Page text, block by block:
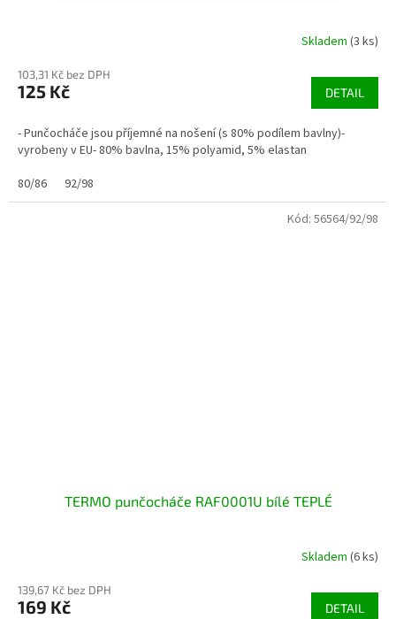
Skladem (3 ks)
103,31 Kč bez DPH
125 Kč DETAIL
- Punčocháče jsou příjemné na nošení (s 80% podílem bavlny)-
vyrobeny v EU- 80% bavlna, 15% polyamid, 5% elastan
80/86
92/98
TERMO punčocháče RAF0001U bílé TEPLÉ
Skladem (6 ks)
139,67 Kč bez DPH
169 Kč DETAIL
Kód: 56564/92/98